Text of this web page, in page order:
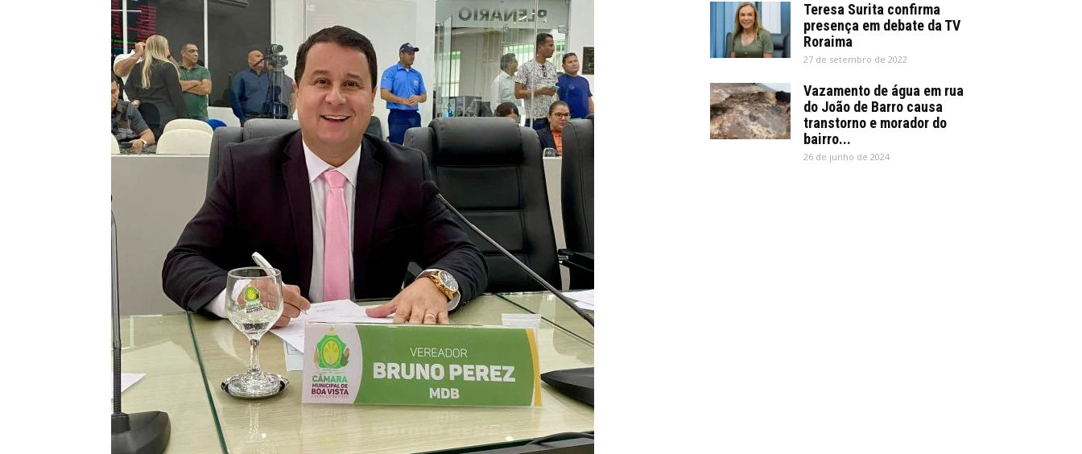
Teresa Surita confirma
presença em debate da TV
Roraima
27 de setembro de 2022
Vazamento de água em rua
do João de Barro causa
transtorno e morador do
bairro...
26 de junho de 2024